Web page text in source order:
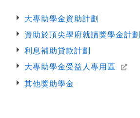
大專助學金資助計劃
資助於頂尖學府就讀獎學金計劃
利息補助貸款計劃
大專助學金受益人專用區
其他獎助學金